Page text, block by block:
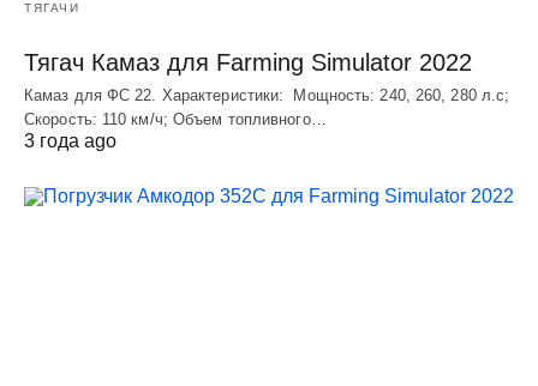
ТЯГАЧИ
Тягач Камаз для Farming Simulator 2022
Камаз для ФС 22. Характеристики: Мощность: 240, 260, 280 л.с;
Скорость: 110 км/ч; Объем топливного…
3 года ago